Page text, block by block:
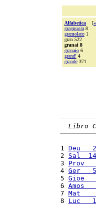
Alfabetica [«
gragnuola 8
gramolato 1
gran 522
granai 8
granaio 6
grand' 4
grande 371
Libro
1 Deu
2 Sal
3 Prov
4 Ger
5 Gioe
6 Amos
7 Mat
8 Luc